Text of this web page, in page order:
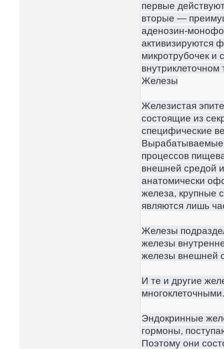
первые
вторые —
аденозин-
активизируются
микротрубочек
внутриклеточном
Железы
Железистая
состоящие из
специфические
Вырабатываемые
процессов
внешней средой
анатомически
железа, крупные
являются лишь
Железы
железы
железы внешней
И те и другие
многоклеточными.
Эндокринные
гормоны,
Поэтому они